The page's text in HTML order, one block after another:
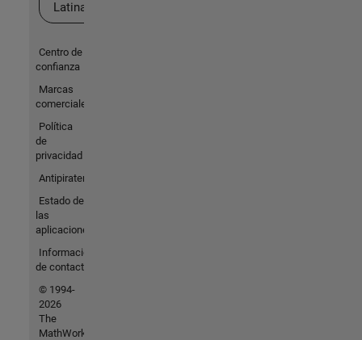
Latina
Centro de
confianza
Marcas
comerciales
Política
de
privacidad
Antipiratería
Estado de
las
aplicaciones
Información
de contacto
© 1994-
2026
The
MathWorks,